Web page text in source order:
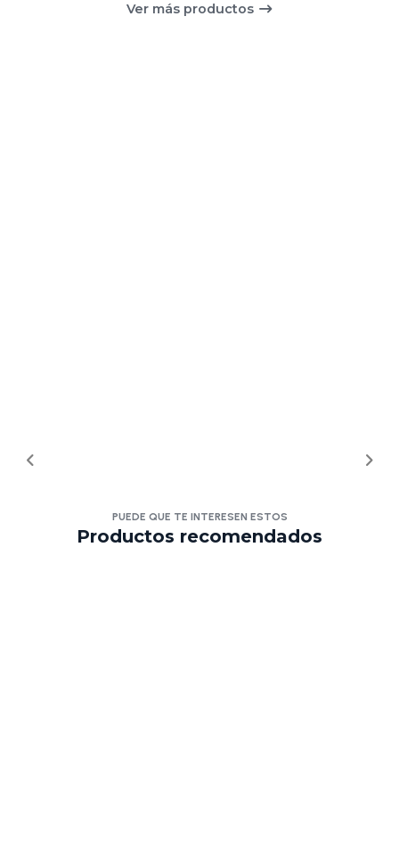
Ver más productos
PUEDE QUE TE INTERESEN ESTOS
Productos recomendados